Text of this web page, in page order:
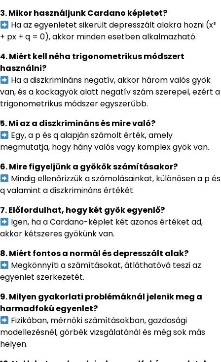
3. Mikor használjunk Cardano képletet?
Ha az egyenletet sikerült depresszált alakra hozni (x³
+ px + q = 0), akkor minden esetben alkalmazható.
4. Miért kell néha trigonometrikus módszert
használni?
Ha a diszkrimináns negatív, akkor három valós gyök
van, és a kockagyök alatt negatív szám szerepel, ezért a
trigonometrikus módszer egyszerűbb.
5. Mi az a diszkrimináns és mire való?
Egy, a p és q alapján számolt érték, amely
megmutatja, hogy hány valós vagy komplex gyök van.
6. Mire figyeljünk a gyökök számításakor?
Mindig ellenőrizzük a számolásainkat, különösen a p és
q valamint a diszkrimináns értékét.
7. Előfordulhat, hogy két gyök egyenlő?
Igen, ha a Cardano-képlet két azonos értéket ad,
akkor kétszeres gyökünk van.
8. Miért fontos a normál és depresszált alak?
Megkönnyíti a számításokat, átláthatóvá teszi az
egyenlet szerkezetét.
9. Milyen gyakorlati problémáknál jelenik meg a
harmadfokú egyenlet?
Fizikában, mérnöki számításokban, gazdasági
modellezésnél, görbék vizsgálatánál és még sok más
helyen.